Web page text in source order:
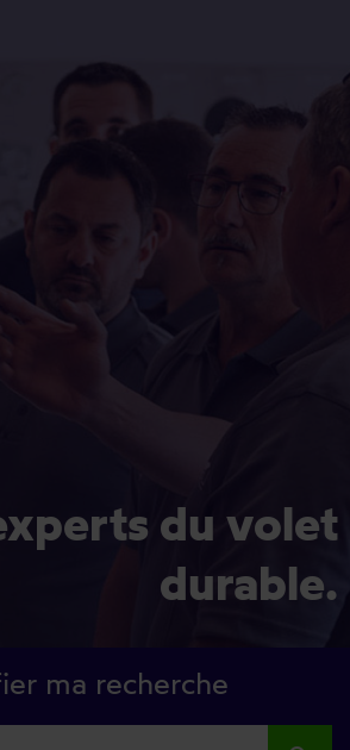
durable.
ma recherche